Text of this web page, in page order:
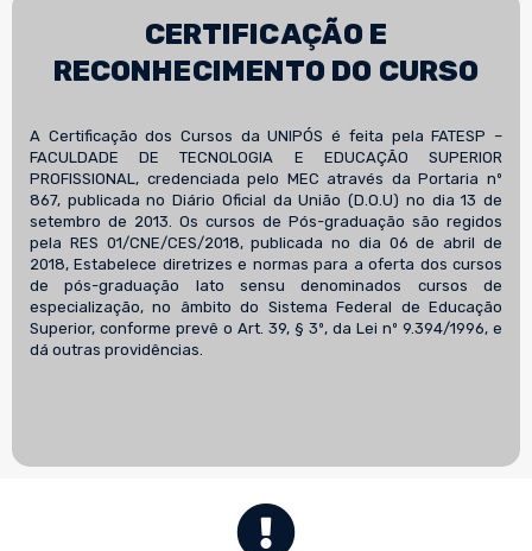
CERTIFICAÇÃO E
RECONHECIMENTO DO CURSO
A Certificação dos Cursos da UNIPÓS é feita pela FATESP –
FACULDADE DE TECNOLOGIA E EDUCAÇÃO SUPERIOR
PROFISSIONAL, credenciada pelo MEC através da Portaria nº
867, publicada no Diário Oficial da União (D.O.U) no dia 13 de
setembro de 2013. Os cursos de Pós-graduação são regidos
pela RES 01/CNE/CES/2018, publicada no dia 06 de abril de
2018, Estabelece diretrizes e normas para a oferta dos cursos
de pós-graduação lato sensu denominados cursos de
especialização, no âmbito do Sistema Federal de Educação
Superior, conforme prevê o Art. 39, § 3º, da Lei nº 9.394/1996, e
dá outras providências.